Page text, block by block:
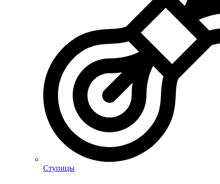
Ступицы